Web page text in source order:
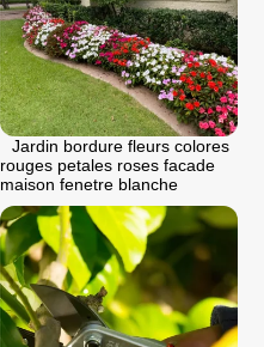
Jardin bordure fleurs colores
rouges petales roses facade
maison fenetre blanche